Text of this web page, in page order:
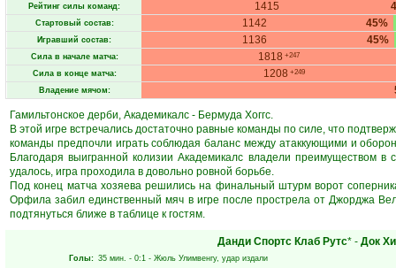
Рейтинг силы команд: 1415
Стартовый состав: 45%
1142
Игравший состав: 45%
1136
Сила в начале матча: 1818 +247
Сила в конце матча: 1208 +249
Владение мячом:
Гамильтонское дерби, Академикалс - Бермуда Хоггс.
В этой игре встречались достаточно равные команды по силе, что
команды предпочли играть соблюдая баланс между атаккующими и
Благодаря выигранной колизии Академикалс владели преимуществом в
удалось, игра проходила в довольно ровной борьбе.
Под конец матча хозяева решились на финальный штурм ворот
Орфила забил единственный мяч в игре после прострела от Джорджа
подтянуться ближе в таблице к гостям.
Данди Спортс Клаб Рутс* - Док
Голы: 35 мин. - 0:1 - Жюль Улимвенгу, удар издали